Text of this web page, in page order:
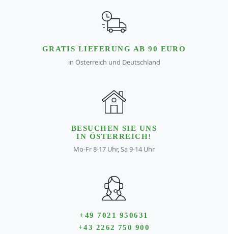
GRATIS LIEFERUNG AB 90 EURO
in Österreich und Deutschland
BESUCHEN SIE UNS
IN ÖSTERREICH!
Mo-Fr 8-17 Uhr, Sa 9-14 Uhr
+49 7021 950631
+43 2262 750 900